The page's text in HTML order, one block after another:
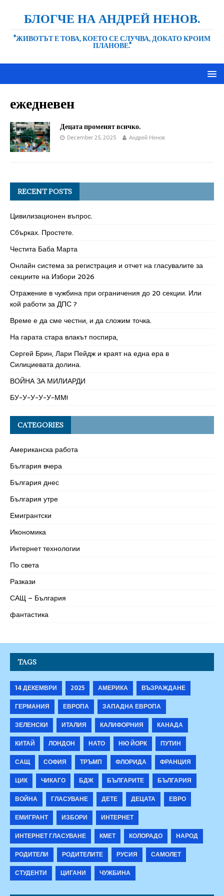
БЛОГЧЕ НА АНДРЕЙ НЕНОВ.
"ЖИВОТЪТ Е ТОВА, КОЕТО СЕ СЛУЧВА, ДОКАТО КРОИМ
ПЛАНОВЕ."
ежедневен
Децата променят всичко.
December 25, 2025 Андрей Ненов
RECENT POSTS
Цивилизационен въпрос.
Сбърках. Простете.
Честита Баба Марта
Онлайн система за регистрация и отчет на гласувалите за
секциите на Избори 2026
Отражение в чужбина при ограничения до 20 секции. Или
кой работи за ДПС ?
Време е да сме честни, и да сложим точка.
На гарата стара влакът поспира,
Сергей Брин, Лари Пейдж и краят на една ера в
Силициевата долина.
ВОЙНА ЗА МИЛИАРДИ
БУ-У-У-У-У-ММ!
CATEGORIES
Американска работа
България вчера
България днес
България утре
Емигрантски
Икономика
Интернет технологии
По света
Разкази
САЩ – България
фантастика
TAGS
14 ДЕКЕМВРИ 2025 АМЕРИКА
ВЪЗРАЖДАНЕ
ГЕРМАНИЯ
ЕВРОПА
ЗАПАДНА ЕВРОПА
ЗЕЛЕНСКИ
ИТАЛИЯ КАЛИФОРНИЯ
КАНАДА
КИТАЙ
ЛОНДОН НАТО НЮ ЙОРК
ПУТИН
САЩ
СОФИЯ ТРЪМП ФЛОРИДА
ФРАНЦИЯ
ЦИК
ЧИКАГО БДЖ БЪЛГАРИТЕ
БЪЛГАРИЯ
ВОЙНА
ГЛАСУВАНЕ ДЕТЕ ДЕЦАТА
ЕВРО
ЕМИГРАНТ
ИЗБОРИ
ИНТЕРНЕТ
ИНТЕРНЕТ ГЛАСУВАНЕ
КМЕТ КОЛОРАДО
НАРОД
РОДИТЕЛИ
РОДИТЕЛИТЕ РУСИЯ
САМОЛЕТ
СТУДЕНТИ
ЦИГАНИ ЧУЖБИНА